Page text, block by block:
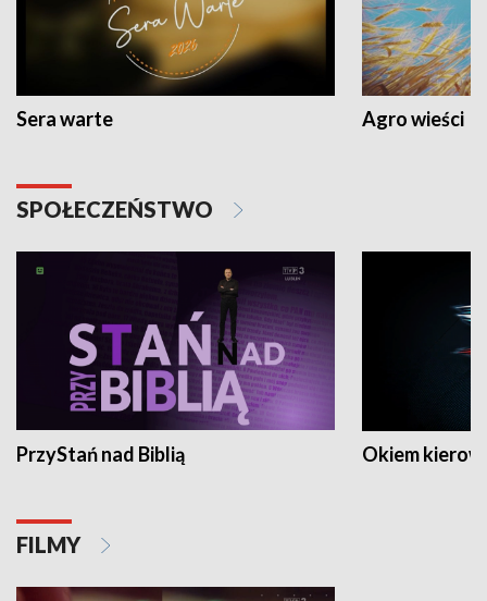
Sera warte Agro wieści
SPOŁECZEŃSTWO
PrzyStań nad Biblią Okiem
FILMY